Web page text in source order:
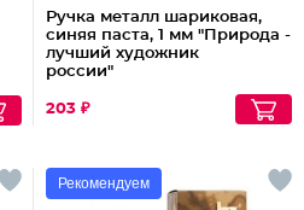
Ручка металл шариковая,
синяя паста, 1 мм "Природа -
лучший художник
россии"
203 ₽
Рекомендуем